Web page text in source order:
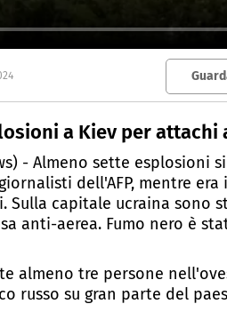
a Kiev per attachi
- Almeno sette esplosioni
dell'AFP, mentre
Sulla capitale ucraina sono
anti-aerea. Fumo nero è
almeno tre persone
russo su gran parte del